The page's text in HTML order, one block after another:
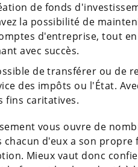
de fonds
la possibilité de
d'entreprise, tout
avec succès.
de transférer ou de
des impôts ou l'État.
fins caritatives.
vous ouvre de
d'eux a son propre
Mieux vaut donc